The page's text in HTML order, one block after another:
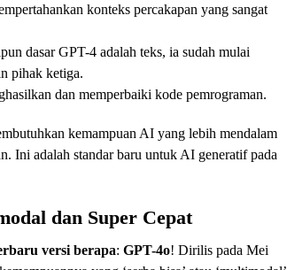
konteks percakapan yang sangat
dasar GPT-4 adalah teks, ia sudah mulai
pihak ketiga.
dan memperbaiki kode pemrograman.
kemampuan AI yang lebih mendalam
Ini adalah standar baru untuk AI generatif pada
dan Super Cepat
versi berapa: GPT-4o! Dirilis pada Mei